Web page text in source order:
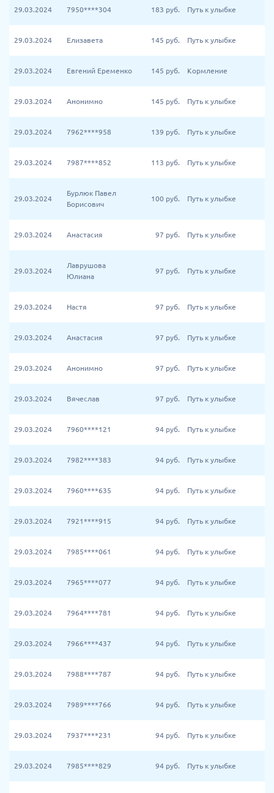
29.03.2024 7950****304 183 руб. Путь к улыбке
29.03.2024 Елизавета 145 руб. Путь к улыбке
29.03.2024 Евгений Еременко 145 руб. Кормление
29.03.2024 Анонимно 145 руб. Путь к улыбке
29.03.2024 7962****958 139 руб. Путь к улыбке
29.03.2024 7987****852 113 руб. Путь к улыбке
29.03.2024
Бурлюк Павел
Борисович
100 руб. Путь к улыбке
29.03.2024 Анастасия 97 руб. Путь к улыбке
29.03.2024
Лаврушова
Юлиана
97 руб. Путь к улыбке
29.03.2024 Настя 97 руб. Путь к улыбке
29.03.2024 Анастасия 97 руб. Путь к улыбке
29.03.2024 Анонимно 97 руб. Путь к улыбке
29.03.2024 Вячеслав 97 руб. Путь к улыбке
29.03.2024 7960****121 94 руб. Путь к улыбке
29.03.2024 7982****383 94 руб. Путь к улыбке
29.03.2024 7960****635 94 руб. Путь к улыбке
29.03.2024 7921****915 94 руб. Путь к улыбке
29.03.2024 7985****061 94 руб. Путь к улыбке
29.03.2024 7965****077 94 руб. Путь к улыбке
29.03.2024 7964****781 94 руб. Путь к улыбке
29.03.2024 7966****437 94 руб. Путь к улыбке
29.03.2024 7988****787 94 руб. Путь к улыбке
29.03.2024 7989****766 94 руб. Путь к улыбке
29.03.2024 7937****231 94 руб. Путь к улыбке
29.03.2024 7985****829 94 руб. Путь к улыбке